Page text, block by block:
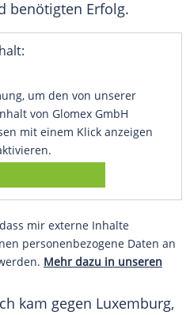
benötigten Erfolg.
um den von unserer
von Glomex GmbH
mit einem Klick anzeigen
mir externe Inhalte
personenbezogene Daten an
Mehr dazu in unseren
kam gegen Luxemburg,